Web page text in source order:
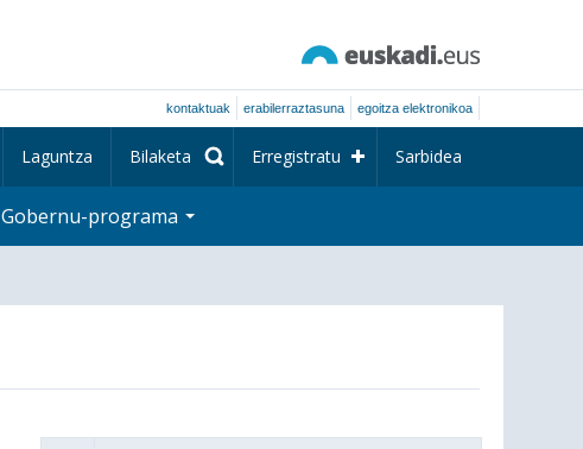
kontaktuak erabilerraztasuna egoitza elektronikoa
Laguntza Bilaketa Erregistratu Sarbidea
Gobernu-programa